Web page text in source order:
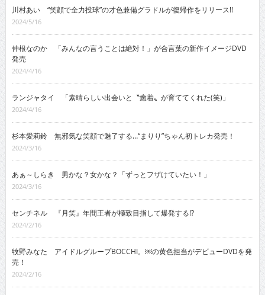
川村あい “笑顔で全力投球”の才色兼備グラドルが復帰作をリリース!!
2024/5/16
仲根なのか 「みんなの言うことは絶対！」が合言葉の新作イメージDVD
発売
2024/4/16
ランジャタイ 「素晴らしい出会いと〝癒着〟が育ててくれた(笑)」
2024/4/16
杉本愛莉鈴 無邪気な笑顔で魅了する…“まりり”ちゃん初トレカ発売！
2024/3/16
あぁ～しらき 男かな？女かな？「ずっとフザけていたい！」
2024/3/16
センチネル 『月笑』年間王者が極致目指して爆発する!?
2024/2/16
牧野みなた アイドルグループBOCCHI。￼の黄色担当がデビューDVDを発
売！
2024/2/16